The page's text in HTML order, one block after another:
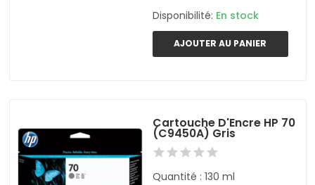
Disponibilité: En stock
AJOUTER AU PANIER
Cartouche D'Encre HP 70
(C9450A) Gris
Quantité : 130 ml